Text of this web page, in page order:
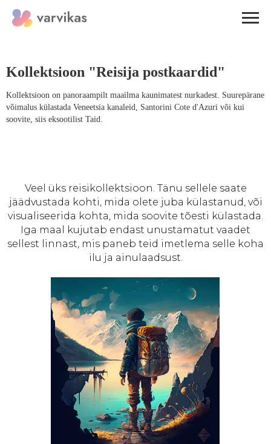
Kollektsioon "Reisija postkaardid"
Kollektsioon on panoraampilt maailma kaunimatest nurkadest. Suurepärane
võimalus külastada Veneetsia kanaleid, Santorini Cote d'Azuri või kui
soovite, siis eksootilist Taid.
Veel üks reisikollektsioon. Tänu sellele saate
jäädvustada kohti, mida olete juba külastanud, või
visualiseerida kohta, mida soovite tõesti külastada.
Iga maal kujutab endast unustamatut vaadet
sellest linnast, mis paneb teid imetlema selle koha
ilu ja ainulaadsust.